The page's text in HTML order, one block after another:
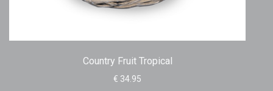
Country Fruit Tropical
€ 34.95